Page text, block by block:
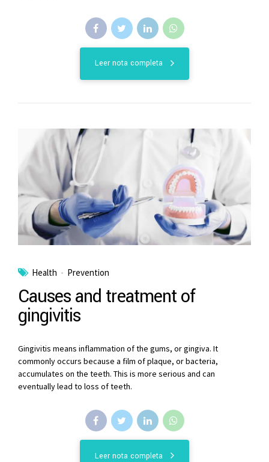
Leer nota completa
Health Prevention
Causes and treatment of
gingivitis
Gingivitis means inflammation of the gums, or gingiva. It
commonly occurs because a film of plaque, or bacteria,
accumulates on the teeth. This is more serious and can
eventually lead to loss of teeth.
Leer nota completa